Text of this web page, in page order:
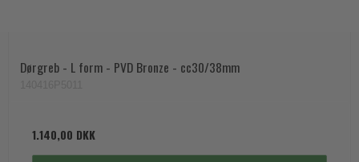
Dørgreb - L form - PVD Bronze - cc30/38mm
1.140,00 DKK